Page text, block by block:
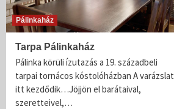
Pálinkaház
Tarpa Pálinkaház
Pálinka körüli ízutazás a 19. századbeli
tarpai tornácos kóstolóházban A varázslat
itt kezdődik…Jöjjön el barátaival,
szeretteivel,…